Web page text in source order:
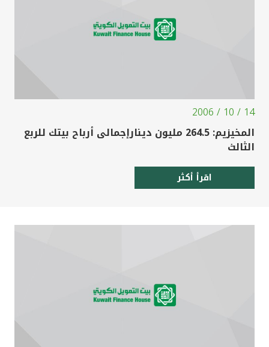
14 / 10 / 2006
المخيزيم: 264.5 مليون دينارإجمالى أرباح بيتك للربع
الثالث
اقرأ أكثر